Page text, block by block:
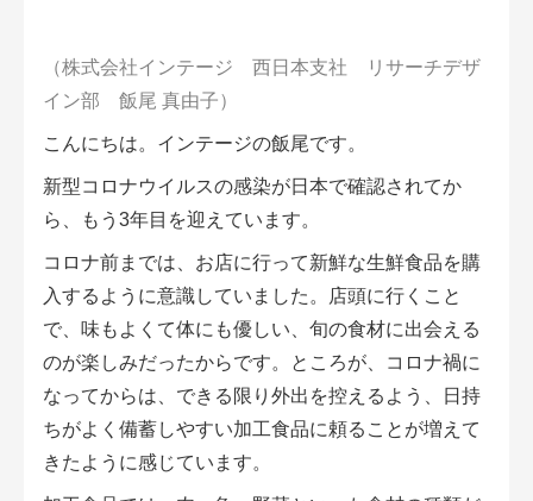
挑戦者たちの奮闘記
会員限定コンテンツ（無料）
会員登録無料 アグリウェブの使い方
AgriweBダイレクトメッセージ
イベント・プロジェクト掲示板
経営アシストチャット
相談できる専門家一覧
（株式会社インテージ 西日本支社 リサーチデザ
イン部 飯尾 真由子）
こんにちは。インテージの飯尾です。
新型コロナウイルスの感染が日本で確認されてか
ら、もう3年目を迎えています。
コロナ前までは、お店に行って新鮮な生鮮食品を購
入するように意識していました。店頭に行くこと
で、味もよくて体にも優しい、旬の食材に出会える
のが楽しみだったからです。ところが、コロナ禍に
なってからは、できる限り外出を控えるよう、日持
ちがよく備蓄しやすい加工食品に頼ることが増えて
きたように感じています。